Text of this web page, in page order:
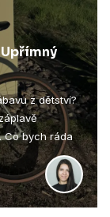
z dětství?
Co bych ráda